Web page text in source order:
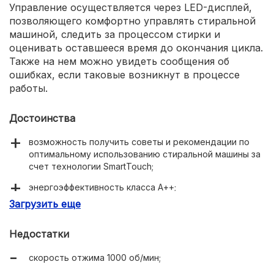
Управление осуществляется через LED-дисплей,
позволяющего комфортно управлять стиральной
машиной, следить за процессом стирки и
оценивать оставшееся время до окончания цикла.
Также на нем можно увидеть сообщения об
ошибках, если таковые возникнут в процессе
работы.
Достоинства
возможность получить советы и рекомендации по
оптимальному использованию стиральной машины за
счет технологии SmartTouch;
энергоэффективность класса А++;
15 различных программ стирки для любых сценариев
отложенный старт с таймером до 24 часов.
Загрузить еще
Недостатки
скорость отжима 1000 об/мин;